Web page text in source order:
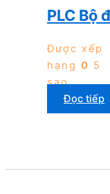
PLC Bộ
Được xếp
hạng 0 5
sao
Đọc tiếp